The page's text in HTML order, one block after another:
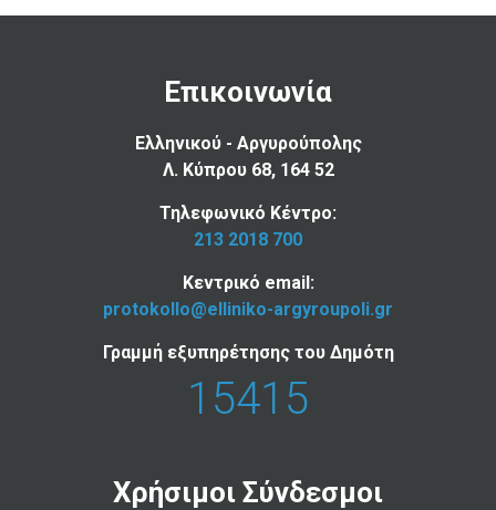
Επικοινωνία
Ελληνικού - Αργυρούπολης
Λ. Κύπρου 68, 164 52
Τηλεφωνικό Κέντρο:
213 2018 700
Κεντρικό email:
protokollo@elliniko-argyroupoli.gr
Γραμμή εξυπηρέτησης του Δημότη
15415
Χρήσιμοι Σύνδεσμοι